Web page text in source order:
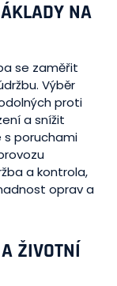
NA
se zaměřit
Výběr
proti
a snížit
s poruchami
a kontrola,
oprav a
ŽIVOTNÍ